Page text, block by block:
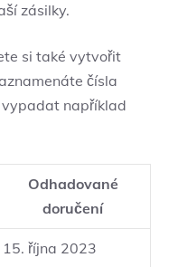
zásilky.
si také vytvořit
čísla
vypadat například
Odhadované
doručení
15. října 2023